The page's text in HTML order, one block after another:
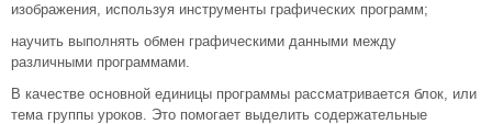
изображения, используя инструменты графических программ;
научить выполнять обмен графическими данными между
различными программами.
В качестве основной единицы программы рассматривается блок, или
тема группы уроков. Это помогает выделить содержательные